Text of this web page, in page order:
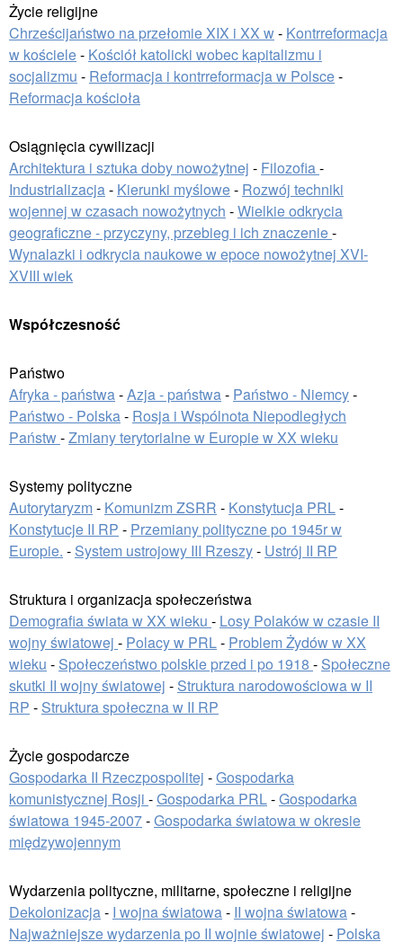
Życie religijne
Chrześcijaństwo na przełomie XIX i XX w- Kontrreformacja
w kościele- Kościół katolicki wobec kapitalizmu i
socjalizmu - Reformacja i kontrreformacja w Polsce-
Reformacja kościoła
Osiągnięcia cywilizacji
Architektura i sztuka doby nowożytnej - Filozofia-
Industrializacja- Kierunki myślowe- Rozwój techniki
wojennej w czasach nowożytnych -Wielkie odkrycia
geograficzne - przyczyny, przebieg i ich znaczenie-
Wynalazki i odkrycia naukowe w epoce nowożytnej XVI-
XVIII wiek
Współczesność
Państwo
Afryka - państwa-Azja - państwa- Państwo - Niemcy-
Państwo - Polska- Rosja i Wspólnota Niepodległych
Państw-Zmiany terytorialne w Europie w XX wieku
Systemy polityczne
Autorytaryzm- Komunizm ZSRR - Konstytucja PRL-
Konstytucje II RP - Przemiany polityczne po 1945r w
Europie. - System ustrojowy III Rzeszy- Ustrój II RP
Struktura i organizacja społeczeństwa
Demografia świata w XX wieku - Losy Polaków w czasie II
wojny światowej - Polacy w PRL- Problem Żydów w XX
wieku - Społeczeństwo polskie przed i po 1918 - Społeczne
skutki II wojny światowej - Struktura narodowościowa w II
RP - Struktura społeczna w II RP
Życie gospodarcze
Gospodarka II Rzeczpospolitej -Gospodarka
komunistycznej Rosji -Gospodarka PRL-Gospodarka
światowa 1945-2007-Gospodarka światowa w okresie
międzywojennym
Wydarzenia polityczne, militarne, społeczne i religijne
Dekolonizacja- I wojna światowa- II wojna światowa-
Najważniejsze wydarzenia po II wojnie światowej - Polska